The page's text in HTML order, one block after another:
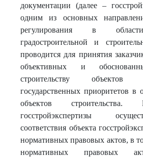
документации (далее –
одним из основных
регулирования в
градостроительной и
проводится для принятия
объективных и
строительству
государственных приоритетов в
объектов
госстройэкспертизы
соответствия объекта
нормативных правовых актов, в
нормативных правовых